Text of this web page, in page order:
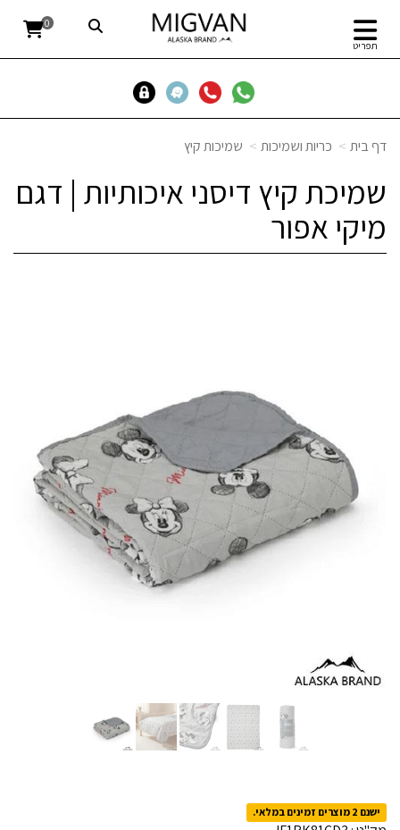
תפריט
0
דף בית כריות ושמיכות שמיכות קיץ
שמיכת קיץ דיסני איכותיות | דגם
מיקי אפור
ישנם 2 מוצרים זמינים במלאי.